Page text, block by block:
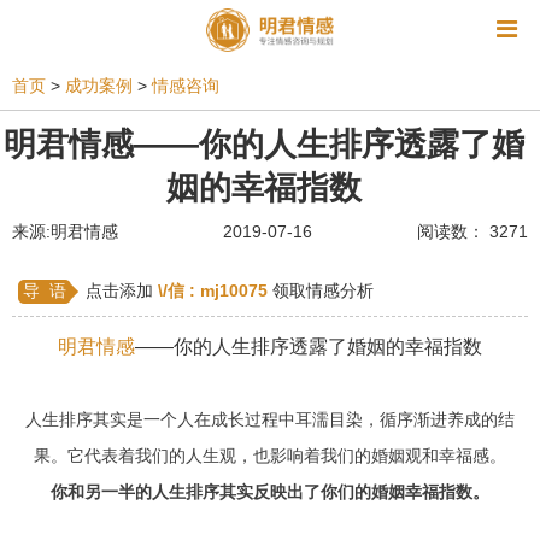
相亲 同性恋 恋爱技巧 挽回爱情
爱情相关 星座情感
姻缘测试 美容 怀孕 交友
感情挽回 双鱼座男生 情感测试
水瓶座男生 摩羯座男生 射手座男生
爱情诗句 狮子座男生 爱情歌曲 爱情图片
爱情小说 巨蟹座男生 爱情电影 双子座男生
首页 > 成功案例 > 情感咨询
明君情感——你的人生排序透露了婚
姻的幸福指数
来源:明君情感 2019-07-16 阅读数： 3271
导 语 点击添加 \/信 : mj10075 领取情感分析
明君情感——你的人生排序透露了婚姻的幸福指数
人生排序其实是一个人在成长过程中耳濡目染，循序渐进养成的结
果。它代表着我们的人生观，也影响着我们的婚姻观和幸福感。
你和另一半的人生排序其实反映出了你们的婚姻幸福指数。